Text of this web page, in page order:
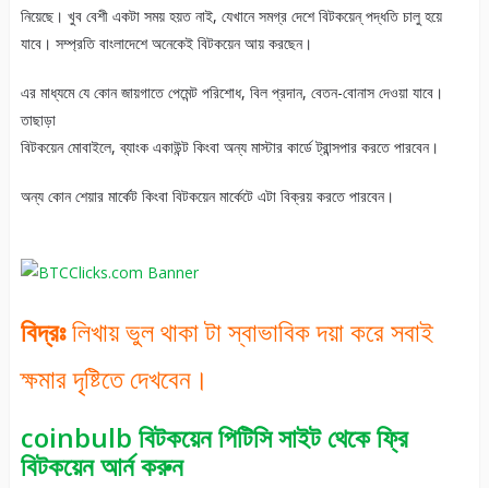
নিয়েছে। খুব বেশী একটা সময় হয়ত নাই, যেখানে সমগ্র দেশে বিটকয়েন্ পদ্ধতি চালু হয়ে
যাবে। সম্প্রতি বাংলাদেশে অনেকেই বিটকয়েন আয় করছেন।
এর মাধ্যমে যে কোন জায়গাতে পেমেন্ট পরিশোধ, বিল প্রদান, বেতন-বোনাস দেওয়া যাবে।
তাছাড়া
বিটকয়েন মোবাইলে, ব্যাংক একাউন্ট কিংবা অন্য মাস্টার কার্ডে ট্রান্সপার করতে পারবেন।
অন্য কোন শেয়ার মার্কেট কিংবা বিটকয়েন মার্কেটে এটা বিক্রয় করতে পারবেন।
বিদ্রঃলিখায় ভুল থাকা টা স্বাভাবিক দয়া করে সবাই
ক্ষমার দৃষ্টিতে দেখবেন।
coinbulb বিটকয়েন পিটিসি সাইট থেকে ফ্রি
বিটকয়েন আর্ন করুন